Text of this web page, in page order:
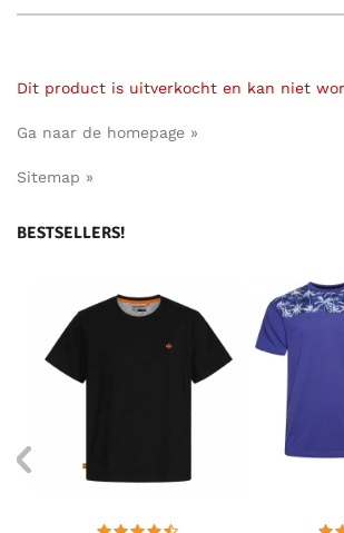
Dit product is uitverkocht en kan niet
Ga naar de homepage »
Sitemap »
BESTSELLERS!